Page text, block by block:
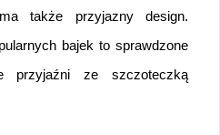
także przyjazny design.
bajek to sprawdzone
przyjaźni ze szczoteczką